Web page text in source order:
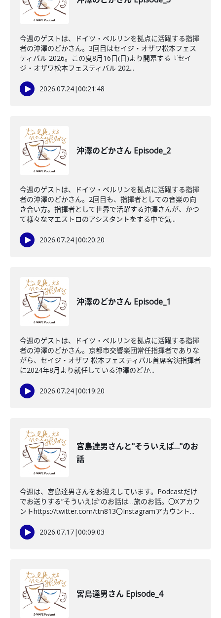
今週のゲストは、ドイツ・ベルリンを拠点に活躍する指揮
者の沖澤のどかさん。3回目はセイジ・オザワ松本フェス
ティバル 2026。この夏8月16日(日)より開幕する『セイ
ジ・オザワ松本フェスティバル 202...
2026.07.24|00:21:48
沖澤のどかさん Episode_2
今週のゲストは、ドイツ・ベルリンを拠点に活躍する指揮
者の沖澤のどかさん。2回目も、指揮者としての音楽の向
き合い方。指揮者として世界で活躍する沖澤さんが、かつ
て様々なマエストロのアシスタントをする中で気...
2026.07.24|00:20:20
沖澤のどかさん Episode_1
今週のゲストは、ドイツ・ベルリンを拠点に活躍する指揮
者の沖澤のどかさん。京都市交響楽団常任指揮者でありな
がら、セイジ・オザワ 松本フェスティバル首席客演指揮者
に2024年8月より就任している沖澤のどか...
2026.07.24|00:19:20
宮島達男さんと"そういえば…"のお
話
今週は、宮島達男さんをお迎えしています。Podcastだけ
でお送りする”そういえば”のお話は…旅のお話。〇Xアカウ
ントhttps://twitter.com/ttn813〇Instagramアカウント...
2026.07.17|00:09:03
宮島達男さん Episode_4